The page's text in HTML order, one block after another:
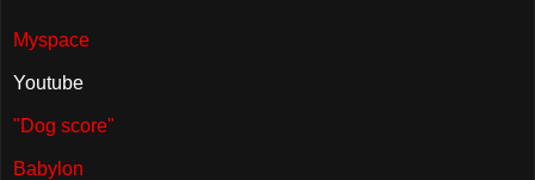
Myspace
Youtube
"Dog score"
Babylon